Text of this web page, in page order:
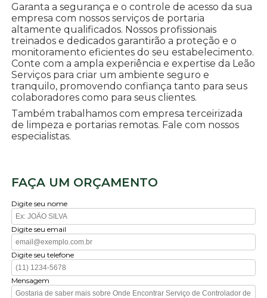
Garanta a segurança e o controle de acesso da sua
empresa com nossos serviços de portaria
altamente qualificados. Nossos profissionais
treinados e dedicados garantirão a proteção e o
monitoramento eficientes do seu estabelecimento.
Conte com a ampla experiência e expertise da Leão
Serviços para criar um ambiente seguro e
tranquilo, promovendo confiança tanto para seus
colaboradores como para seus clientes.
Também trabalhamos com empresa terceirizada
de limpeza e portarias remotas. Fale com nossos
especialistas.
FAÇA UM ORÇAMENTO
Digite seu nome
Digite seu email
Digite seu telefone
Mensagem